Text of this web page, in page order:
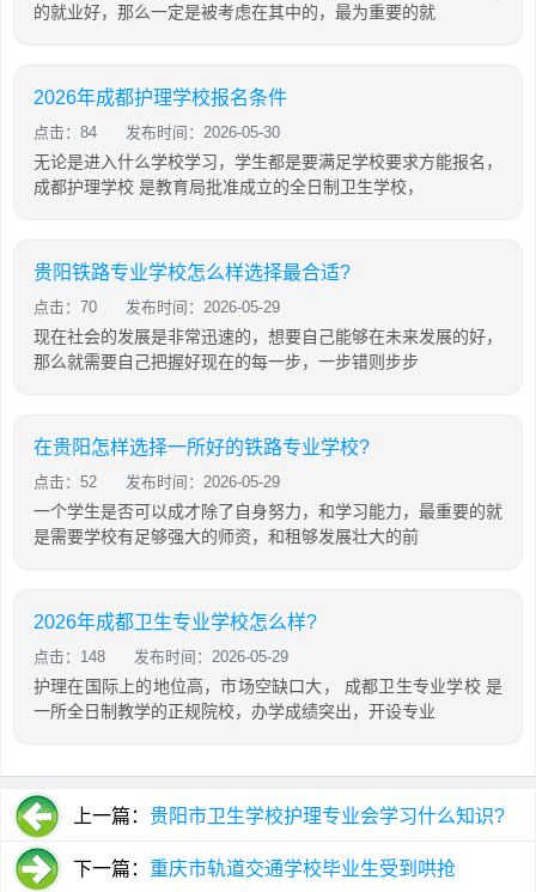
的就业好，那么一定是被考虑在其中的，最为重要的就
2026年成都护理学校报名条件
点击：84 发布时间：2026-05-30
无论是进入什么学校学习，学生都是要满足学校要求方能报名，
成都护理学校 是教育局批准成立的全日制卫生学校，
贵阳铁路专业学校怎么样选择最合适?
点击：70 发布时间：2026-05-29
现在社会的发展是非常迅速的，想要自己能够在未来发展的好，
那么就需要自己把握好现在的每一步，一步错则步步
在贵阳怎样选择一所好的铁路专业学校?
点击：52 发布时间：2026-05-29
一个学生是否可以成才除了自身努力，和学习能力，最重要的就
是需要学校有足够强大的师资，和租够发展壮大的前
2026年成都卫生专业学校怎么样?
点击：148 发布时间：2026-05-29
护理在国际上的地位高，市场空缺口大， 成都卫生专业学校 是
一所全日制教学的正规院校，办学成绩突出，开设专业
上一篇： 贵阳市卫生学校护理专业会学习什么知识?
下一篇： 重庆市轨道交通学校毕业生受到哄抢